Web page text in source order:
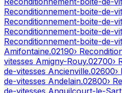
Reconditionnement-boite-de-
Reconditionnement-boite-de-
Reconditionnement-boite-de-
Reconditionnement-boite-de-
Amifontaine.02190›
vitesses Amigny-Rouy.02700›
de-vitesses Ancienville.02600›
de-vitesses Andelain.02800›